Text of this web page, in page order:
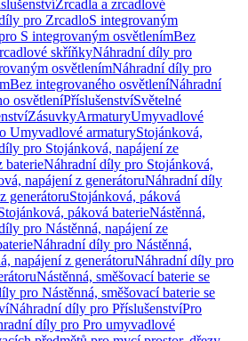
Zrcadla a zrcadlové
pro ZrcadloS integrovaným
S integrovaným osvětlenímBez
skříňkyNáhradní díly pro
osvětlenímNáhradní díly pro
Bez integrovaného osvětleníNáhradní
osvětleníPříslušenstvíSvětelné
ZásuvkyArmaturyUmyvadlové
Umyvadlové armaturyStojánková,
pro Stojánková, napájení ze
baterieNáhradní díly pro Stojánková,
napájení z generátoruNáhradní díly
generátoruStojánková, páková
páková baterieNástěnná,
pro Nástěnná, napájení ze
Náhradní díly pro Nástěnná,
napájení z generátoruNáhradní díly pro
Nástěnná, směšovací baterie se
pro Nástěnná, směšovací baterie se
Náhradní díly pro PříslušenstvíPro
díly pro Pro umyvadlové